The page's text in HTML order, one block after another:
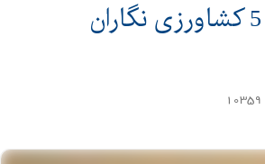
فروش شرتبه 5 کشاورزی نگاران
10359